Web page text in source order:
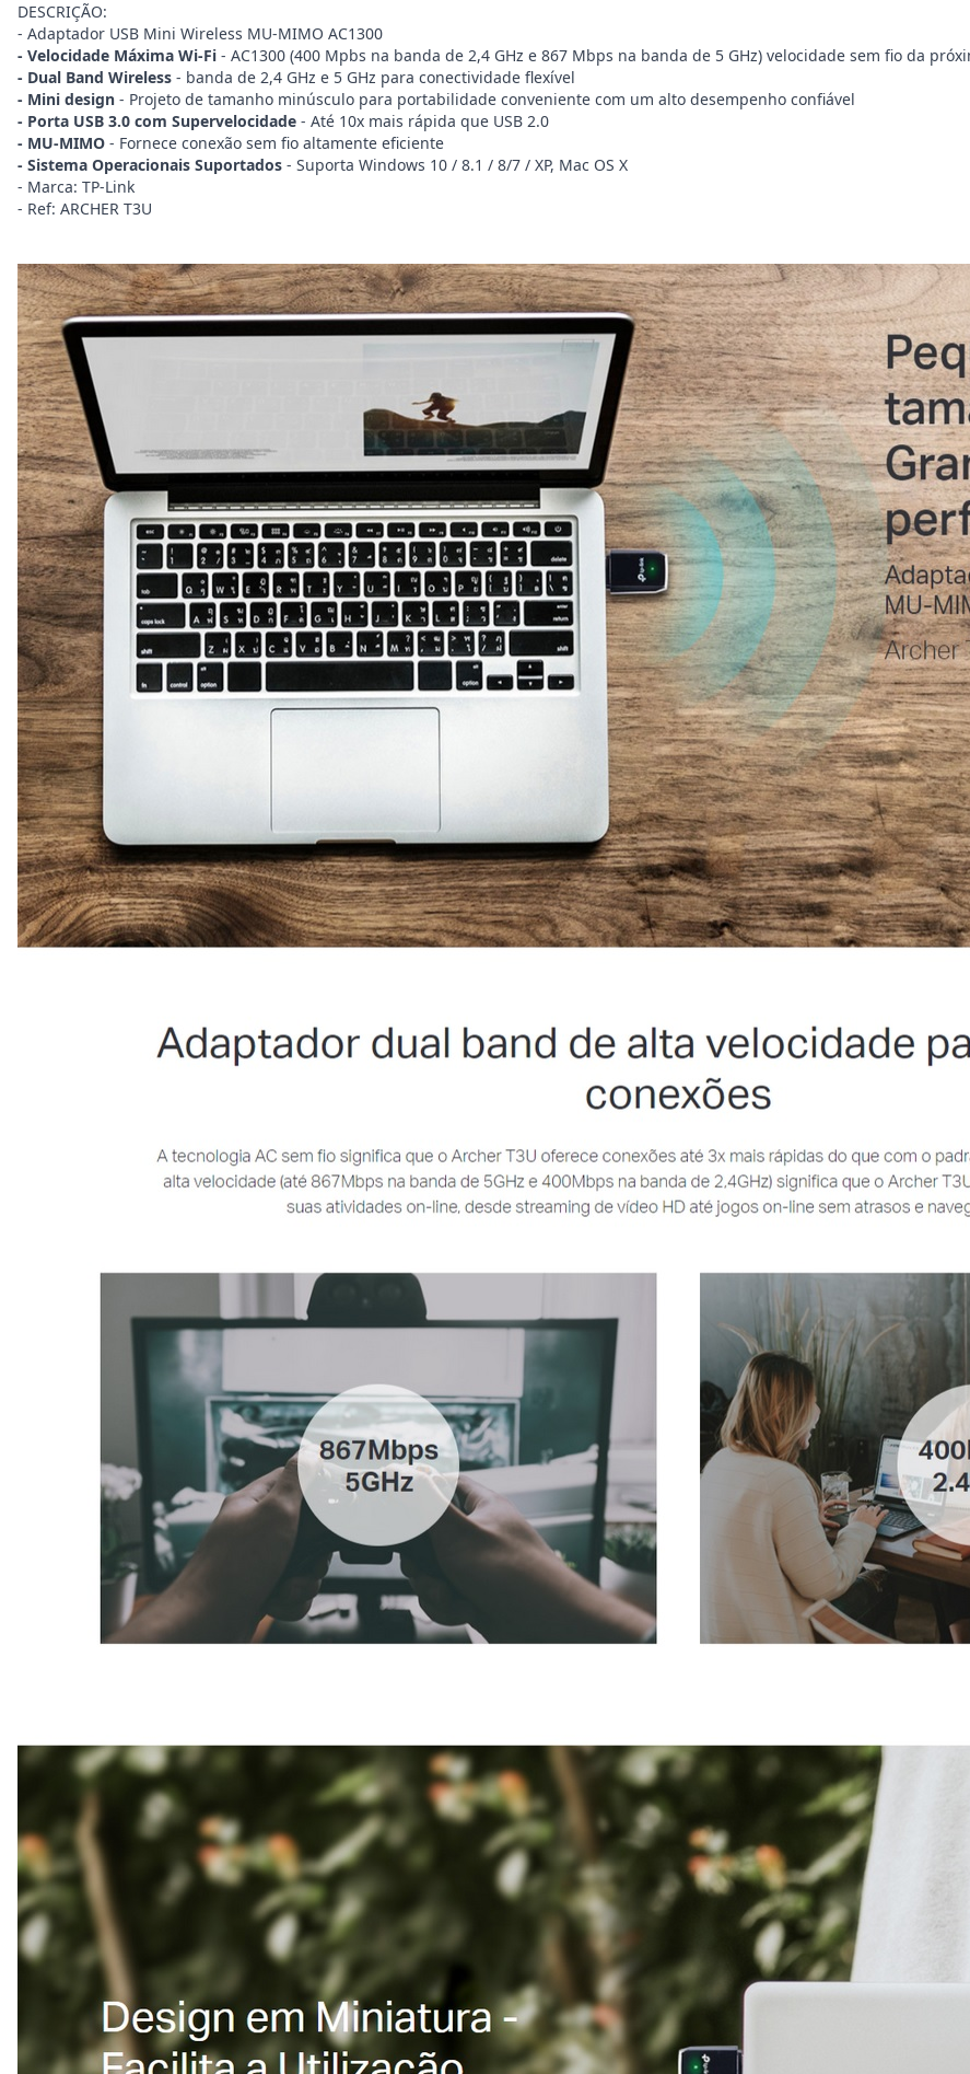
DESCRIÇÃO:
- Adaptador USB Mini Wireless MU-MIMO AC1300
- Velocidade Máxima Wi-Fi - AC1300 (400 Mpbs na banda de 2,4 GHz e 867 Mbps na banda de 5 GHz) velocidade sem fio da
- Dual Band Wireless - banda de 2,4 GHz e 5 GHz para conectividade flexível
- Mini design - Projeto de tamanho minúsculo para portabilidade conveniente com um alto desempenho confiável
- Porta USB 3.0 com Supervelocidade - Até 10x mais rápida que USB 2.0
- MU-MIMO - Fornece conexão sem fio altamente eficiente
- Sistema Operacionais Suportados - Suporta Windows 10 / 8.1 / 8/7 / XP, Mac OS X
- Marca: TP-Link
- Ref: ARCHER T3U